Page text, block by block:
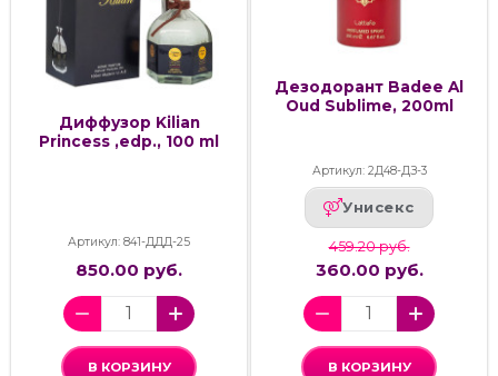
Диффузор Kilian
Princess ,edp., 100 ml
Артикул: 841-ДДД-25
850.00 руб.
В КОРЗИНУ
Дезодорант Badee Al
Oud Sublime, 200ml
Артикул: 2Д48-ДЗ-3
Унисекс
459.20 руб.
360.00 руб.
В КОРЗИНУ